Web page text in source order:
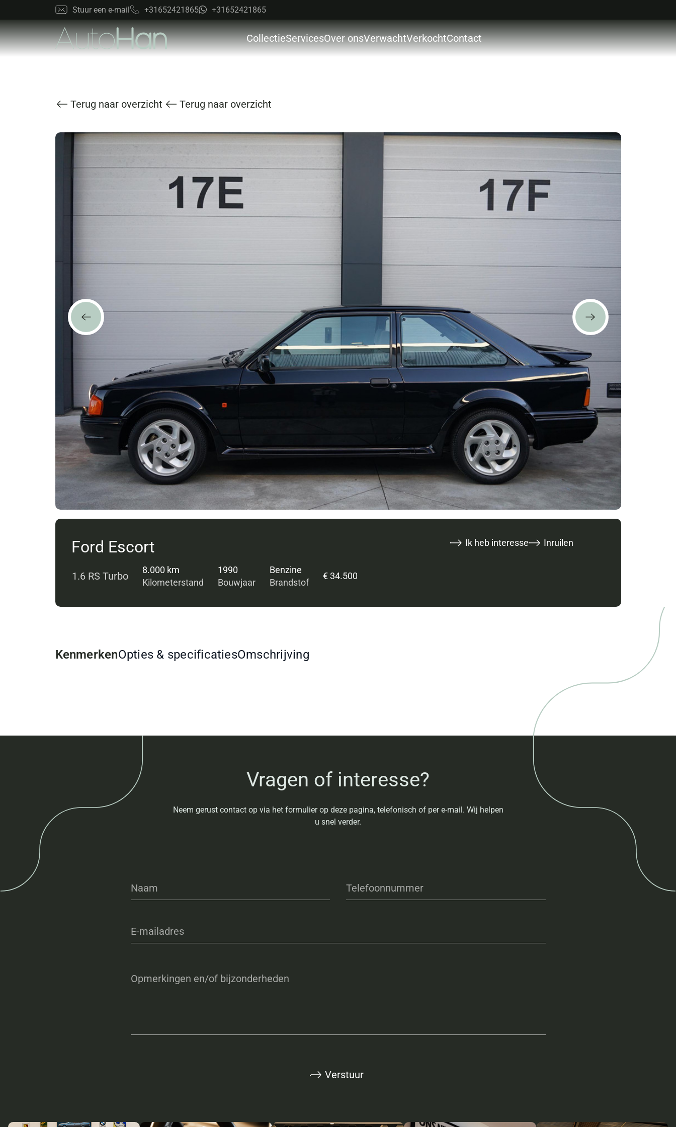
Stuur een e-mail +31652421865 +31652421865
CollectieServicesOver onsVerwachtVerkochtContact
Collectie
Verkocht
Contact
Terug naar overzicht Terug naar overzicht
Ford Escort
1.6 RS Turbo
8.000 km
Kilometerstand
1990
Bouwjaar
Benzine
Brandstof
€ 34.500
Ik heb interesse Inruilen
KenmerkenOpties & specificatiesOmschrijving
Vragen of interesse?
Neem gerust contact op via het formulier op deze pagina, telefonisch of per e-mail. Wij helpen
u snel verder.
Naam Telefoonnummer
E-mailadres
Opmerkingen en/of bijzonderheden
Verstuur